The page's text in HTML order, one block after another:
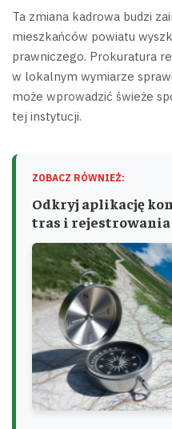
Ta zmiana kadrowa budzi
mieszkańców powiatu
prawniczego. Prokuratura
w lokalnym wymiarze
może wprowadzić świeże
tej instytucji.
ZOBACZ RÓWNIEŻ:
Odkryj aplikację
tras i